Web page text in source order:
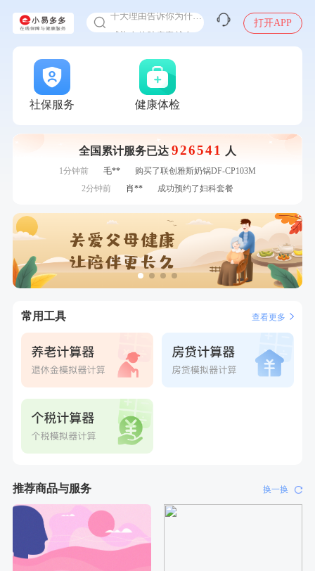
感染人偏肺病毒就会得肺炎吗
甲状腺癌怎么筛查
打开APP
社保服务 健康体检
全国累计服务已达 926541 人
7分钟前 李**
购买了七年五季黑咖啡速溶低脂无添加蔗糖美式咖啡粉
24g*2盒
7分钟前
购买了公牛环球旅行转换器—L07
成功预约了白领女士体检套餐
刚刚
成功预约了白领女士体检套餐
黎**
购买了厨房家用多功能不锈钢刀具六件套装
1分钟前
毛**
购买了联创雅斯奶锅DF-CP103M
2分钟前
肖**
成功预约了妇科套餐
袁**
购买了美的体重秤 MO-CW5 白色
4分钟前
袁**
购买了美的体重秤 MO-CW5 白色
6分钟前
莫**
成功预约了健康体检一档
成功预约女性常规体检套餐
7分钟前
刚刚
成功预约了白领女士体检套餐
常用工具 查看更多
推荐商品与服务 换一换